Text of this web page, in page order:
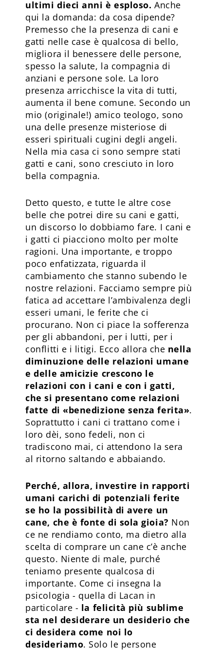
ultimi dieci anni è esploso. Anche
qui la domanda: da cosa dipende?
Premesso che la presenza di cani e
gatti nelle case è qualcosa di bello,
migliora il benessere delle persone,
spesso la salute, la compagnia di
anziani e persone sole. La loro
presenza arricchisce la vita di tutti,
aumenta il bene comune. Secondo un
mio (originale!) amico teologo, sono
una delle presenze misteriose di
esseri spirituali cugini degli angeli.
Nella mia casa ci sono sempre stati
gatti e cani, sono cresciuto in loro
bella compagnia.
Detto questo, e tutte le altre cose
belle che potrei dire su cani e gatti,
un discorso lo dobbiamo fare. I cani e
i gatti ci piacciono molto per molte
ragioni. Una importante, e troppo
poco enfatizzata, riguarda il
cambiamento che stanno subendo le
nostre relazioni. Facciamo sempre più
fatica ad accettare l’ambivalenza degli
esseri umani, le ferite che ci
procurano. Non ci piace la sofferenza
per gli abbandoni, per i lutti, per i
conflitti e i litigi. Ecco allora che nella
diminuzione delle relazioni umane
e delle amicizie crescono le
relazioni con i cani e con i gatti,
che si presentano come relazioni
fatte di «benedizione senza ferita».
Soprattutto i cani ci trattano come i
loro dèi, sono fedeli, non ci
tradiscono mai, ci attendono la sera
al ritorno saltando e abbaiando.
Perché, allora, investire in rapporti
umani carichi di potenziali ferite
se ho la possibilità di avere un
cane, che è fonte di sola gioia? Non
ce ne rendiamo conto, ma dietro alla
scelta di comprare un cane c’è anche
questo. Niente di male, purché
teniamo presente qualcosa di
importante. Come ci insegna la
psicologia - quella di Lacan in
particolare - la felicità più sublime
sta nel desiderare un desiderio che
ci desidera come noi lo
desideriamo. Solo le persone